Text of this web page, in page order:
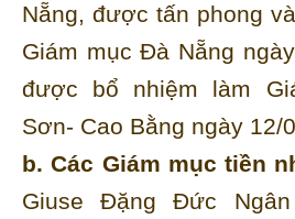
Nẵng, được tấn phong
Giám mục Đà Nẵng
được bổ nhiệm làm
Sơn- Cao Bằng ngày 12/
b. Các Giám mục tiền
Giuse Đặng Đức Ngân